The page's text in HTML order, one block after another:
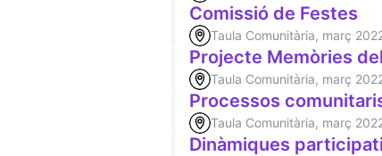
Comissió de Festes
Taula Comunitària, març
Projecte Memòries
Taula Comunitària, març
Processos
Taula Comunitària, març
Dinàmiques